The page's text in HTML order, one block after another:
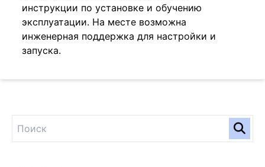
инструкции по установке и обучению
эксплуатации. На месте возможна
инженерная поддержка для настройки и
запуска.